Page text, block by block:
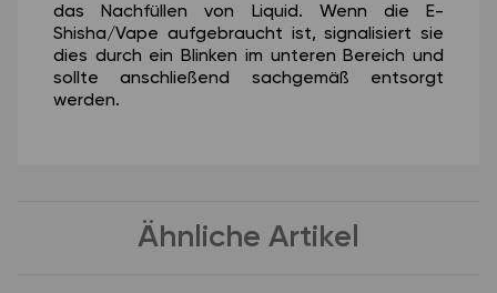
das Nachfüllen von Liquid. Wenn die E-
Shisha/Vape aufgebraucht ist, signalisiert sie
dies durch ein Blinken im unteren Bereich und
sollte anschließend sachgemäß entsorgt
werden.
Ähnliche Artikel